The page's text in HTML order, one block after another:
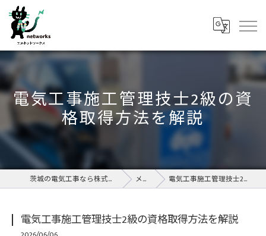
電気工事施工管理技士2級の資
格取得方法を解説
茨城の電気工事なら株式会社エヌネットワークス メディア 電気工事施工管理技士2級の資格取得方法を解説
電気工事施工管理技士2級の資格取得方法を解説